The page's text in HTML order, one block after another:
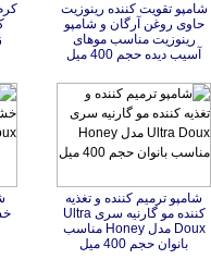
آسیب دیده حجم 400 میل
شامپو ترمیم کننده و تغذیه
کننده مو گارنیه سری Ultra
Doux مدل Honey مناسب
بانوان حجم 400 میل